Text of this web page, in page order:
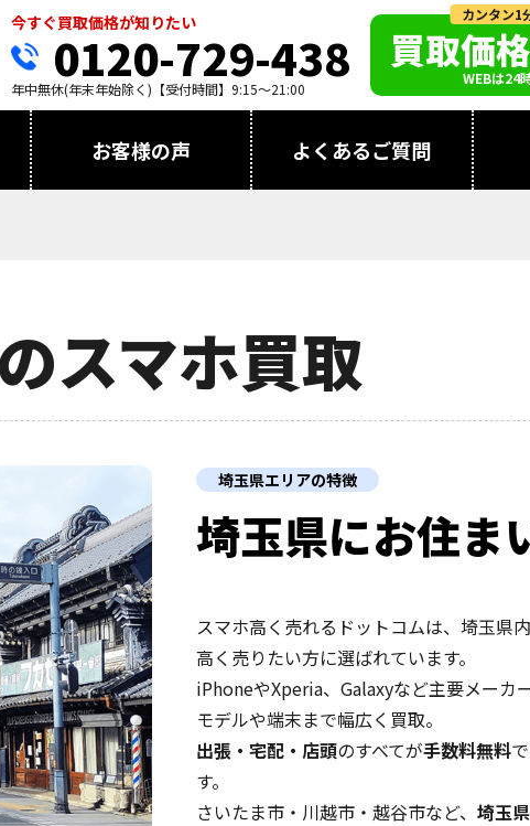
今すぐ買取価格が知りたい
0120-729-438
年中無休(年末年始除く)【受付時間】9:15～21:00
カンタン1
買取価
WEBは24
お客様の声 よくあるご質問
スマホ買取
埼玉県エリアの特徴
埼玉県にお住ま
スマホ高く売れるドットコムは、埼玉県
高く売りたい方に選ばれています。
iPhoneやXperia、Galaxyなど主要メーカ
モデルや端末まで幅広く買取。
出張・宅配・店頭のすべてが手数料無料
す。
さいたま市・川越市・越谷市など、 埼玉